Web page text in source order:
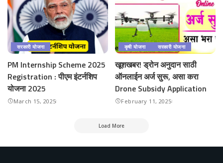
सरकारी योजना
PM Internship Scheme 2025
Registration : पीएम इंटर्नशिप
योजना 2025
March 15, 2025
कृषी योजना सरकारी योजना
खूशखबर! ड्रोन अनुदान साठी
ऑनलाईन अर्ज सुरू, असा करा
Drone Subsidy Application
February 11, 2025
Load More